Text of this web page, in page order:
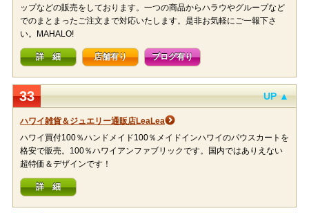
ップなどの販売をしております。一つの商品からハラウやグループなど
でのまとまったご注文まで対応いたします。是非お気軽にご一報下さ
い。MAHALO!
詳 細 店舗有り ブログ有り
33 UP ▲
ハワイ雑貨＆ジュエリー通販店LeaLea
ハワイ買付100％ハンドメイド100％メイドインハワイのパウスカートを
格安で販売。100％ハワイアンファブリックです。国内ではありえない
超特価＆デザインです！
詳 細